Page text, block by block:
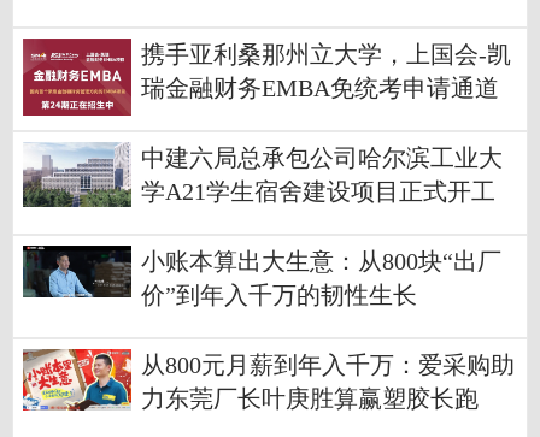
携手亚利桑那州立大学，上国会-凯
瑞金融财务EMBA免统考申请通道
中建六局总承包公司哈尔滨工业大
学A21学生宿舍建设项目正式开工
小账本算出大生意：从800块“出厂
价”到年入千万的韧性生长
从800元月薪到年入千万：爱采购助
力东莞厂长叶庚胜算赢塑胶长跑